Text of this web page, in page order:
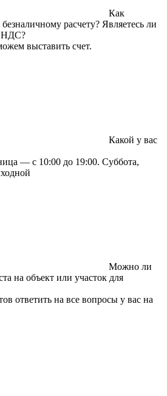
Как
расчету? Являетесь ли
НДС?
выставить счет.
Какой у вас
— с 10:00 до 19:00. Суббота,
Можно ли
на объект или участок для
ответить на все вопросы у вас на